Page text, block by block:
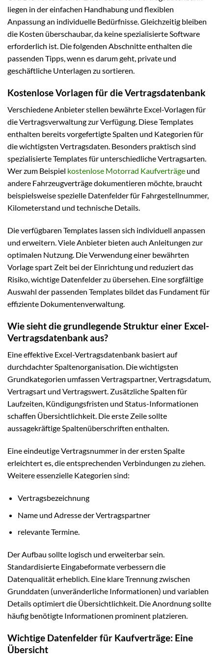
liegen in der einfachen Handhabung und flexiblen
Anpassung an individuelle Bedürfnisse. Gleichzeitig bleiben
die Kosten überschaubar, da keine spezialisierte Software
erforderlich ist. Die folgenden Abschnitte enthalten die
passenden Tipps, wenn es darum geht, private und
geschäftliche Unterlagen zu sortieren.
Kostenlose Vorlagen für die Vertragsdatenbank
Verschiedene Anbieter stellen bewährte Excel-Vorlagen für
die Vertragsverwaltung zur Verfügung. Diese Templates
enthalten bereits vorgefertigte Spalten und Kategorien für
die wichtigsten Vertragsdaten. Besonders praktisch sind
spezialisierte Templates für unterschiedliche Vertragsarten.
Wer zum Beispiel kostenlose Motorrad Kaufverträge und
andere Fahrzeugverträge dokumentieren möchte, braucht
beispielsweise spezielle Datenfelder für Fahrgestellnummer,
Kilometerstand und technische Details.
Die verfügbaren Templates lassen sich individuell anpassen
und erweitern. Viele Anbieter bieten auch Anleitungen zur
optimalen Nutzung. Die Verwendung einer bewährten
Vorlage spart Zeit bei der Einrichtung und reduziert das
Risiko, wichtige Datenfelder zu übersehen. Eine sorgfältige
Auswahl der passenden Templates bildet das Fundament für
effiziente Dokumentenverwaltung.
Wie sieht die grundlegende Struktur einer Excel-
Vertragsdatenbank aus?
Eine effektive Excel-Vertragsdatenbank basiert auf
durchdachter Spaltenorganisation. Die wichtigsten
Grundkategorien umfassen Vertragspartner, Vertragsdatum,
Vertragsart und Vertragswert. Zusätzliche Spalten für
Laufzeiten, Kündigungsfristen und Status-Informationen
schaffen Übersichtlichkeit. Die erste Zeile sollte
aussagekräftige Spaltenüberschriften enthalten.
Eine eindeutige Vertragsnummer in der ersten Spalte
erleichtert es, die entsprechenden Verbindungen zu ziehen.
Weitere essenzielle Kategorien sind:
Vertragsbezeichnung
Name und Adresse der Vertragspartner
relevante Termine.
Der Aufbau sollte logisch und erweiterbar sein.
Standardisierte Eingabeformate verbessern die
Datenqualität erheblich. Eine klare Trennung zwischen
Grunddaten (unveränderliche Informationen) und variablen
Details optimiert die Übersichtlichkeit. Die Anordnung sollte
häufig benötigte Informationen prominent platzieren.
Wichtige Datenfelder für Kaufverträge: Eine
Übersicht